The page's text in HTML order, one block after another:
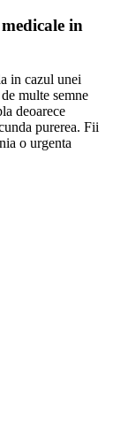
in
in cazul unei
multe semne
deoarece
purerea. Fii
o urgenta